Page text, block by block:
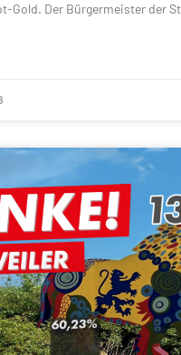
Gold. Der Bürgermeister der